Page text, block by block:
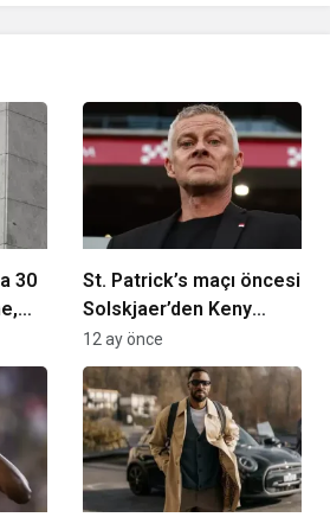
30
St. Patrick’s maçı öncesi
Solskjaer’den Keny
Arroyo yanıtı
12 ay önce